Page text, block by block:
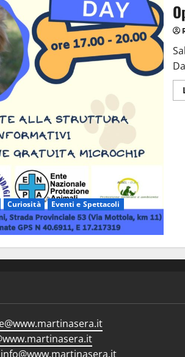
Curiosità
Eventi e Spettacoli
info@www.martinasera.it